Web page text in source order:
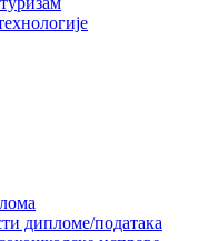
дипломе/података